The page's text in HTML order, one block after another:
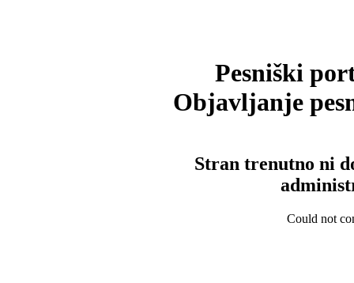
Pesniški
Objavljanje
Stran trenutno ni
Could not